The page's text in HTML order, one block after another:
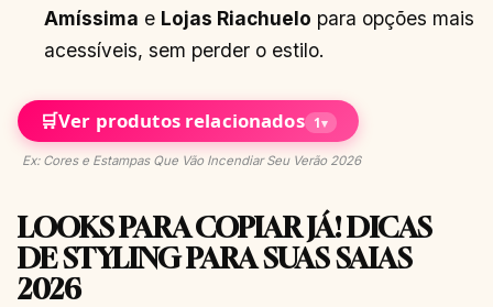
Amíssima e Lojas Riachuelo para opções mais
acessíveis, sem perder o estilo.
🛒Ver produtos relacionados 1▾
Ex: Cores e Estampas Que Vão Incendiar Seu Verão 2026
LOOKS PARA COPIAR JÁ! DICAS
DE STYLING PARA SUAS SAIAS
2026